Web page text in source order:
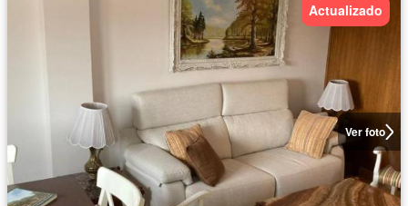
Ver foto
Actualizado